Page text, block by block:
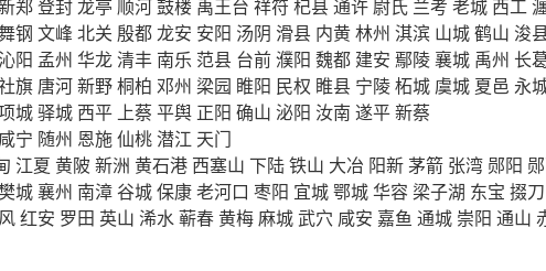
郑登封龙亭 顺河鼓楼 禹王台 祥符 杞县通许 尉氏 兰考 老城 西工
钢 文峰 北关 殷都龙安 安阳 汤阴 滑县 内黄林州 淇滨 山城鹤山 浚
阳 孟州 华龙清丰 南乐 范县 台前濮阳 魏都 建安 鄢陵襄城 禹州 长
旗 唐河新野桐柏 邓州 梁园 睢阳 民权 睢县 宁陵柘城 虞城 夏邑 永
城驿城 西平 上蔡 平舆 正阳 确山 泌阳 汝南 遂平新蔡
咸宁 随州 恩施仙桃潜江 天门
江夏 黄陂 新洲 黄石港 西塞山 下陆铁山 大冶 阳新茅箭 张湾 郧阳
城襄州 南漳谷城保康老河口 枣阳 宜城鄂城华容 梁子湖 东宝 掇刀
红安 罗田 英山 浠水蕲春黄梅麻城武穴 咸安 嘉鱼 通城 崇阳 通山